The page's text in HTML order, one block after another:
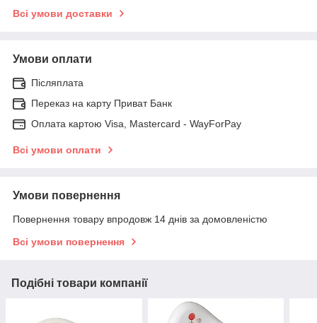
Всі умови доставки
Умови оплати
Післяплата
Переказ на карту Приват Банк
Оплата картою Visa, Mastercard - WayForPay
Всі умови оплати
Умови повернення
Повернення товару впродовж 14 днів за домовленістю
Всі умови повернення
Подібні товари компанії